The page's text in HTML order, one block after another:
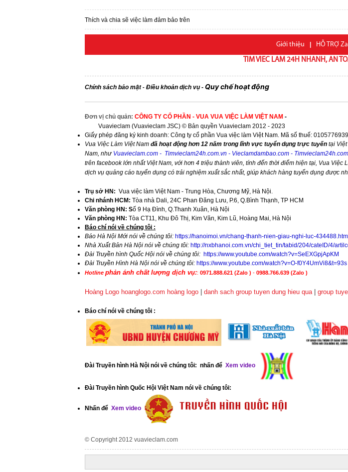
Thích và chia sẽ việc làm đảm bảo trên
Giới thiệu HỖ TRỢ
TIM VIEC LAM 24H NHANH, AN
Chính sách bảo mật- Điều khoản dịch vụ - Quy chế hoạt động
Đơn vị chủ quản: CÔNG TY CỔ PHẦN - VUA VUA VIỆC LÀM VIỆT NAM -
Vuavieclam (Vuavieclam JSC) © Bản quyền Vuavieclam 2012 - 2023
Giấy phép đăng ký kinh doanh: Công ty cổ phần Vua việc làm Việt Nam. Mã số thuế:
Vua Việc Làm Việt Nam đã hoạt động hơn 12 năm trong lĩnh vực tuyển dụng trực tuyến tại Việt
Nam, như Vuavieclam.com - Timvieclam24h.com.vn - Vieclamdambao.com - Timvieclam24h.com
trên facebook lớn nhất Việt Nam, với hơn 4 triệu thành viên, tính đến thời điểm hiện tại, Vua Việc
dịch vụ quảng cáo tuyển dụng có trải nghiệm xuất sắc nhất, giúp khách hàng tuyển dụng được
Trụ sở HN: Vua việc làm Việt Nam - Trung Hòa, Chương Mỹ, Hà Nội.
Chi nhánh HCM: Tòa nhà Dali, 24C Phan Đăng Lưu, P.6, Q.Bình Thạnh, TP HCM
Văn phòng HN: Số 9 Hạ Đình, Q.Thanh Xuân, Hà Nội
Văn phòng HN: Tòa CT11, Khu Đô Thị, Kim Văn, Kim Lũ, Hoàng Mai, Hà Nội
​Báo chí nói về chúng tôi :
Báo Hà Nội Mới nói về chúng tôi: https://hanoimoi.vn/chang-thanh-nien-giau-nghi-luc-434488.html
Nhà Xuất Bản Hà Nội nói về chúng tôi: http://nxbhanoi.com.vn/chi_tiet_tin/tabid/204/cateID/4/
Đài Truyền hình Quốc Hội nói về chúng tôi: https://www.youtube.com/watch?v=SeEXGpjApKM
Đài Truyền Hình Hà Nội nói về chúng tôi: https://www.youtube.com/watch?v=O-f0Y4UmVi8&t=93s
Hotline phản ánh chất lượng dịch vụ:: 0971.888.621 (Zalo ) - 0988.766.639 (Zalo )
Hoàng Logo hoanglogo.com hoàng logo danh sach group tuyen dung hieu qua| group
​Báo chí nói về chúng tôi :
Đài Truyền hình Hà Nội nói về chúng tôi: nhấn để Xem video
Đài Truyền hình Quốc Hội Việt Nam nói về chúng tôi:
Nhấn để Xem video
© Copyright 2012 vuavieclam.com